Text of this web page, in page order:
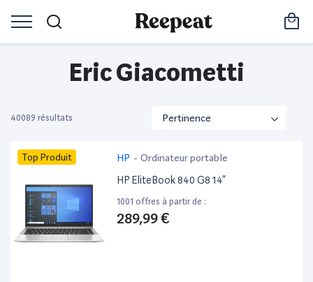
Eric Giacometti
40089 résultats
Top Produit HP - Ordinateur portable
HP EliteBook 840 G8 14”
1001 offres à partir de :
289,99 €